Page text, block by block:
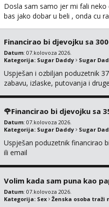
Dosla sam samo jer mi fali neko
bas jako dobar u beli , onda cu
Financirao bi djevojku sa
Datum: 07.kolovoza 2026.
Kategorija: Sugar Daddy Sugar
Uspješan i ozbiljan poduzetnik
zabavu, izlaske, putovanja i
🌹Financirao bi djevojku sa
Datum: 07.kolovoza 2026.
Kategorija: Sugar Daddy Sugar
Uspješan poduzetnik financirao
ili email
Volim kada sam puna kao
Datum: 07.kolovoza 2026.
Kategorija: Sex Ženska osoba traži